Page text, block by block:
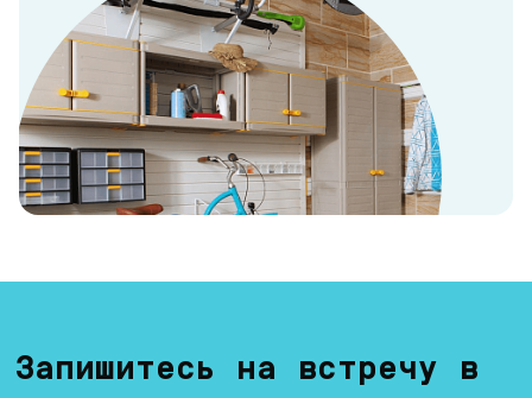
Запишитесь на встречу в